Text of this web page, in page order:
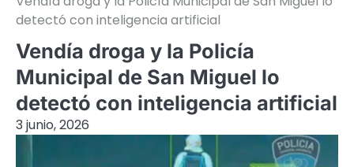
detectó con inteligencia artificial
Vendía droga y la Policía
Municipal de San Miguel lo
detectó con inteligencia artificial
3 junio, 2026